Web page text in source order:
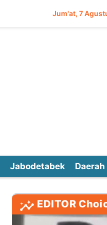
Jum'at 7
Jabodetabek Daerah
EDITOR